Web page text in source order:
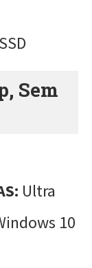
Sem
Ultra
10